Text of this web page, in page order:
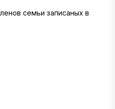
семьи записаных в